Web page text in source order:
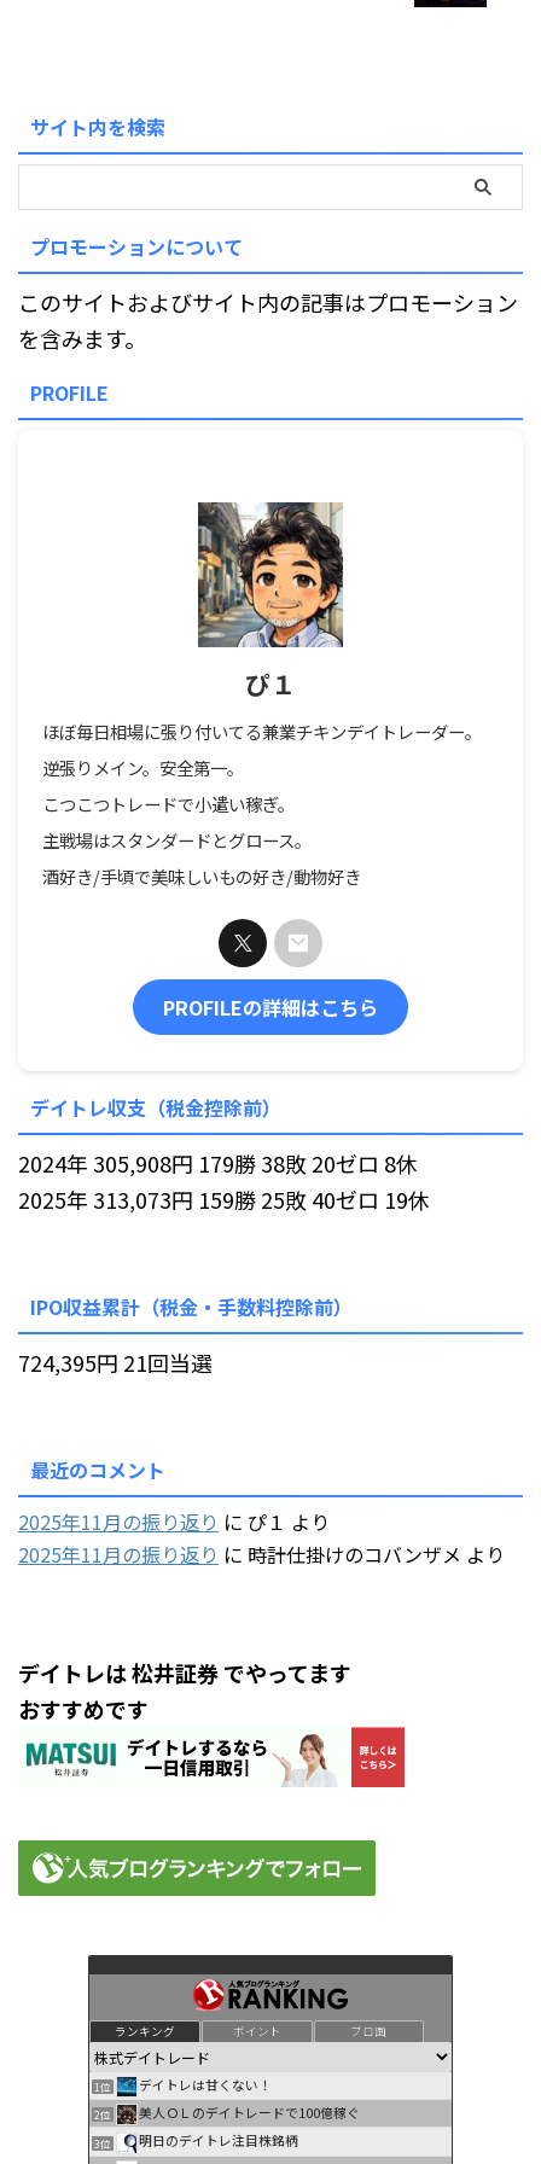
サイト内を検索
プロモーションについて
このサイトおよびサイト内の記事はプロモーション
を含みます。
PROFILE
ぴ１
ほぼ毎日相場に張り付いてる兼業チキンデイトレーダー。
逆張りメイン。安全第一。
こつこつトレードで小遣い稼ぎ。
主戦場はスタンダードとグロース。
酒好き/手頃で美味しいもの好き/動物好き
PROFILEの詳細はこちら
デイトレ収支（税金控除前）
2024年 305,908円 179勝 38敗 20ゼロ 8休
2025年 313,073円 159勝 25敗 40ゼロ 19休
IPO収益累計（税金・手数料控除前）
724,395円 21回当選
最近のコメント
2025年11月の振り返り に ぴ１ より
2025年11月の振り返り に 時計仕掛けのコバンザメ より
デイトレは 松井証券 でやってます
おすすめです
ランキング ポイント ブロ画
1位 デイトレは甘くない！
2位 美人ＯＬのデイトレードで100億稼ぐ
3位 明日のデイトレ注目株銘柄